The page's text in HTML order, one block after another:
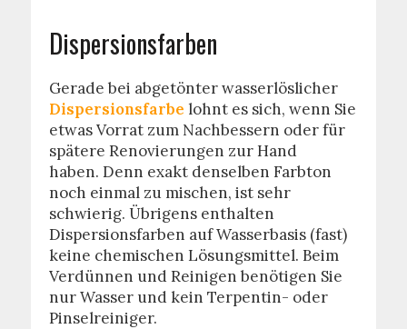
Dispersionsfarben
Gerade bei abgetönter wasserlöslicher
Dispersionsfarbe lohnt es sich, wenn Sie
etwas Vorrat zum Nachbessern oder für
spätere Renovierungen zur Hand
haben. Denn exakt denselben Farbton
noch einmal zu mischen, ist sehr
schwierig. Übrigens enthalten
Dispersionsfarben auf Wasserbasis (fast)
keine chemischen Lösungsmittel. Beim
Verdünnen und Reinigen benötigen Sie
nur Wasser und kein Terpentin- oder
Pinselreiniger.